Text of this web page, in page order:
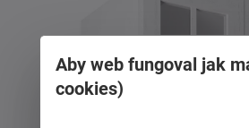
Aby web fungoval jak
cookies)